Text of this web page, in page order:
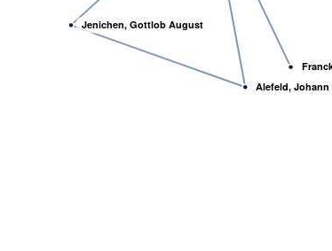
Alefeld,
Jenichen, Gottlob August